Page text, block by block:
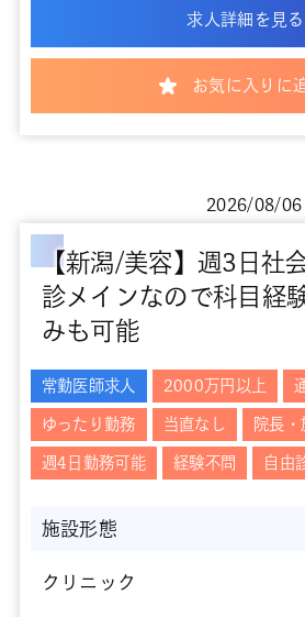
求人詳細を見る
お気に入りに
【新潟/美容】週3日社
診メインなので科目
みも可能
2026/08/
常勤医師求人 2000万円以上
ゆったり勤務 当直なし 院長
週4日勤務可能 経験不問 自由
施設形態
クリニック